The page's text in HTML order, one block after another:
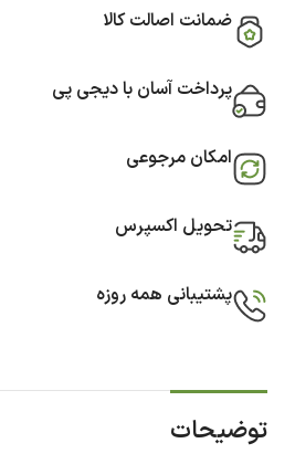
ضمانت اصالت کالا
پرداخت آسان با دیجی پی
امکان مرجوعی
تحویل اکسپرس
پشتیبانی همه روزه
توضیحات